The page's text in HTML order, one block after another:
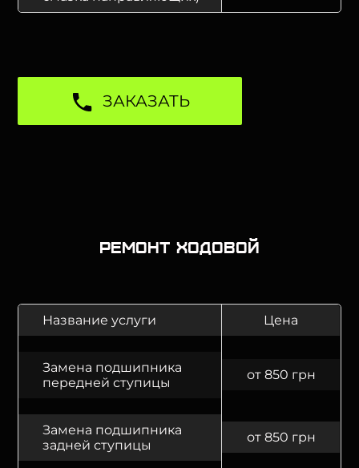
ЗАКАЗАТЬ
Ремонт ходовой
Название услуги Цена
Замена подшипника
передней ступицы
от 850 грн
Замена подшипника
задней ступицы
от 850 грн